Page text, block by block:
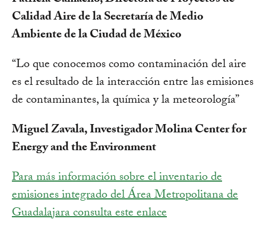
Calidad Aire de la Secretaría de Medio
Ambiente de la Ciudad de México
“Lo que conocemos como contaminación del aire
es el resultado de la interacción entre las emisiones
de contaminantes, la química y la meteorología”
Miguel Zavala, Investigador Molina Center for
Energy and the Environment
Para más información sobre el inventario de
emisiones integrado del Área Metropolitana de
Guadalajara consulta este enlace